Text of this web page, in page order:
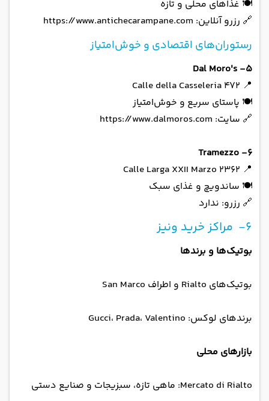
🍽 غذاهای محلی و تازه
🔗 رزرو آنلاین: https://www.antichecarampane.com
رستوران‌های اقتصادی و خوش‌امتیاز
5- Dal Moro's
📍 Calle della Casseleria 472
🍽 پاستای سریع و خوش‌امتیاز
🔗 سایت: https://www.dalmoros.com
6- Tramezzo
📍 Calle Larga XXII Marzo 2362
🍽 ساندویچ و غذای سبک
🔗 رزرو: ندارد
6- مراکز خرید ونیز
بوتیک‌ها و برندها
بوتیک‌های Rialto و اطراف San Marco
برندهای لوکس: Gucci، Prada، Valentino
بازارهای محلی
Mercato di Rialto: ماهی تازه، سبزیجات و صنایع دستی